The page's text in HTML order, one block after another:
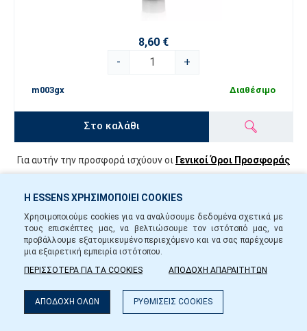
Φίλτρο
8,60 €
-
+
m003gx Διαθέσιμο
Στο καλάθι
Για αυτήν την προσφορά ισχύουν οι Γενικοί Όροι Προσφοράς
Η ESSENS ΧΡΗΣΙΜΟΠΟΙΕΙ COOKIES
Χρησιμοποιούμε cookies για να αναλύσουμε δεδομένα σχετικά με
τους επισκέπτες μας, να βελτιώσουμε τον ιστότοπό μας, να
προβάλλουμε εξατομικευμένο περιεχόμενο και να σας παρέχουμε
μια εξαιρετική εμπειρία ιστότοπου.
ΠΕΡΙΣΣΟΤΕΡΑ ΓΙΑ ΤΑ COOKIES
ΑΠΟΔΟΧΗ ΑΠΑΡΑΙΤΗΤΩΝ
ΑΠΟΔΟΧΗ ΟΛΩΝ ΡΥΘΜΙΣΕΙΣ COOKIES
ESSENS
Εγγραφή
Σχέδιο μάρκετινγκ